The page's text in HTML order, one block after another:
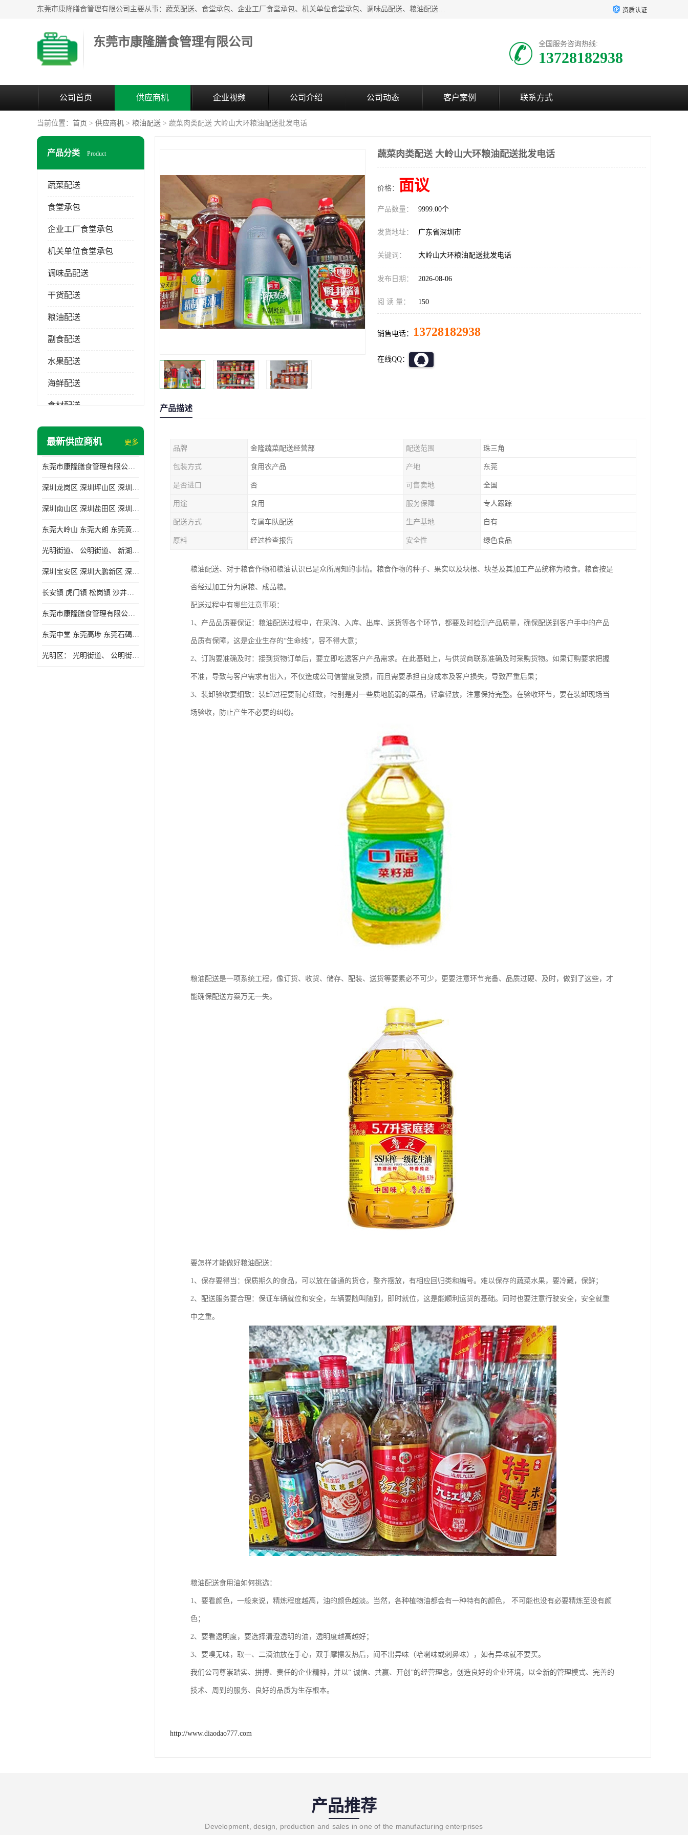
东莞市康隆膳食管理有限公司主要从事：蔬菜配送、食堂承包、企业工厂食堂承包、机关单位食堂承包、调味品配送、粮油配送、干货配送、副食配送、水果配送、海鲜配送等业务，东莞蔬菜配送电话，咨询在线客服。 资质认证
东莞市康隆膳食管理有限公司 全国服务咨询热线:
13728182938
公司首页 供应商机 企业视频 公司介绍 公司动态 客户案例 联系方式
当前位置： 首页 > 供应商机 > 粮油配送 > 蔬菜肉类配送 大岭山大环粮油配送批发电话
产品分类 Product
蔬菜配送
食堂承包
企业工厂食堂承包
机关单位食堂承包
调味品配送
干货配送
粮油配送
副食配送
水果配送
海鲜配送
食材配送
最新供应商机 更多
东莞市康隆膳食管理有限公司主要经营蔬菜配送 东莞食堂承包 光明蔬菜配送 深圳市食堂承包 深圳市蔬菜配送等业务 欢迎咨询了解
深圳龙岗区 深圳坪山区 深圳光明区 深圳龙华区
深圳南山区 深圳盐田区 深圳福田区 深圳罗湖区 深圳龙岗区
东莞大岭山 东莞大朗 东莞黄江 东莞樟木头 蔬菜配送
光明街道、 公明街道、 新湖街道、
深圳宝安区 深圳大鹏新区 深圳特别合作区
长安镇 虎门镇 松岗镇 沙井镇 公明镇 莞城街道 南城街道 东城街道 万江街道 石碣镇 石龙镇 茶山镇 石排镇 企石镇 横沥镇
东莞市康隆膳食管理有限公司 长安蔬菜配送 虎门蔬菜配送 大岭山蔬菜配送
东莞中堂 东莞高埗 东莞石碣 东莞望牛墩 东莞洪梅 东莞道滘 东莞石龙镇 东莞石排镇
光明区： 光明街道、 公明街道、 新湖街道、 凤凰街道、 玉塘街道、 马田街道
蔬菜肉类配送 大岭山大环粮油配送批发电话
价格： 面议
产品数量： 9999.00个
发货地址： 广东省深圳市
关键词： 大岭山大环粮油配送批发电话
发布日期： 2026-08-06
阅 读 量： 150
销售电话： 13728182938
在线QQ：
产品描述
品牌 金隆蔬菜配送经营部 配送范围 珠三角
包装方式 食用农产品 产地 东莞
是否进口 否 可售卖地 全国
用途 食用 服务保障 专人跟踪
配送方式 专属车队配送 生产基地 自有
原料 经过检查报告 安全性 绿色食品
粮油配送、对于粮食作物和粮油认识已是众所周知的事情。粮食作物的种子、果实以及块根、块茎及其加工产品统称为粮食。粮食按是
否经过加工分为原粮、成品粮。
配送过程中有哪些注意事项：
1、产品品质要保证：粮油配送过程中，在采购、入库、出库、送货等各个环节，都要及时检测产品质量，确保配送到客户手中的产品
品质有保障，这是企业生存的“生命线”，容不得大意；
2、订购要准确及时：接到货物订单后，要立即吃透客户产品需求。在此基础上，与供货商联系准确及时采购货物。如果订购要求把握
不准，导致与客户需求有出入，不仅造成公司信誉度受损，而且需要承担自身成本及客户损失，导致严重后果；
3、装卸验收要细致：装卸过程要耐心细致，特别是对一些质地脆弱的菜品，轻拿轻放，注意保持完整。在验收环节，要在装卸现场当
场验收，防止产生不必要的纠纷。
粮油配送是一项系统工程，像订货、收货、储存、配装、送货等要素必不可少，更要注意环节完备、品质过硬、及时，做到了这些，才
能确保配送方案万无一失。
要怎样才能做好粮油配送：
1、保存要得当：保质期久的食品，可以放在普通的货仓，整齐摆放，有相应回归类和编号。难以保存的蔬菜水果，要冷藏，保鲜；
2、配送服务要合理：保证车辆就位和安全，车辆要随叫随到，即时就位，这是能顺利运货的基础。同时也要注意行驶安全，安全就重
中之重。
粮油配送食用油如何挑选：
1、要看颜色，一般来说，精炼程度越高，油的颜色越淡。当然，各种植物油都会有一种特有的颜色， 不可能也没有必要精炼至没有颜
色；
2、要看透明度，要选择清澄透明的油，透明度越高越好；
3、要嗅无味，取一、二滴油放在手心，双手摩擦发热后，闻不出异味（哈喇味或刺鼻味），如有异味就不要买。
我们公司尊崇踏实、拼搏、责任的企业精神，并以“ 诚信、共赢、开创”的经营理念，创造良好的企业环境，以全新的管理模式、完善的
技术、周到的服务、良好的品质为生存根本。
http://www.diaodao777.com
产品推荐
Development, design, production and sales in one of the manufacturing enterprises